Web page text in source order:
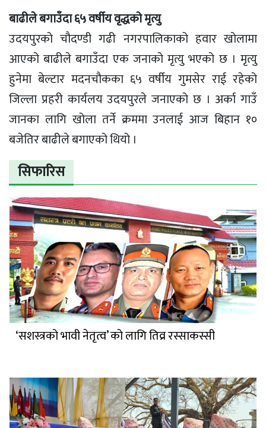
बाढीले बगाउँदा ६५ वर्षीय वृद्धको मृत्यु
उदयपुरको चौदण्डी गढी नगरपालिकाको हवार खोलामा
आएको बाढीले बगाउँदा एक जनाको मृत्यु भएको छ । मृत्यु
हुनेमा बेल्टार मदनचौकका ६५ वर्षीय गुमसेर राई रहेको
जिल्ला प्रहरी कार्यलय उदयपुरले जनाएको छ । अर्का गाउँ
जानका लागि खोला तर्ने क्रममा उनलाई आज बिहान १०
बजेतिर बाढीले बगाएको थियो ।
सिफारिस
‘सशस्त्रको भावी नेतृत्व’ को लागि तिव्र रस्साकस्सी